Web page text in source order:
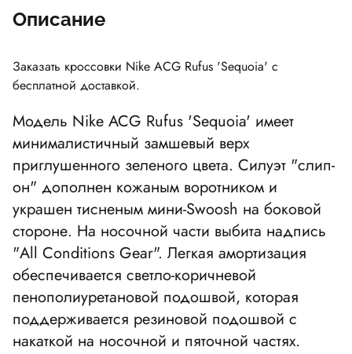
Описание
Заказать кроссовки Nike ACG Rufus 'Sequoia' с
бесплатной доставкой.
Модель Nike ACG Rufus 'Sequoia' имеет
минималистичный замшевый верх
приглушенного зеленого цвета. Силуэт "слип-
он" дополнен кожаным воротником и
украшен тисненым мини-Swoosh на боковой
стороне. На носочной части выбита надпись
"All Conditions Gear". Легкая амортизация
обеспечивается светло-коричневой
пенополиуретановой подошвой, которая
поддерживается резиновой подошвой с
накаткой на носочной и пяточной частях.